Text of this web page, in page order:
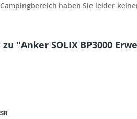
haben Sie leider
"Anker SOLIX BP3000